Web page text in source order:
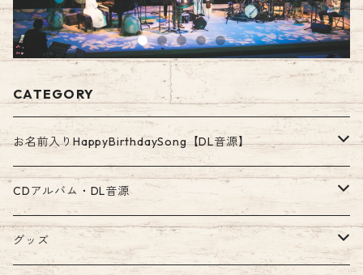
CATEGORY
お名前入りHappyBirthdaySong【DL音源】
ア行〜カ・ガ行のお名前
高音質WAV500円
サ・ザ行〜タ・ダ行のお名前
CDアルバム・DL音源
ダウンロード音源
グッズ